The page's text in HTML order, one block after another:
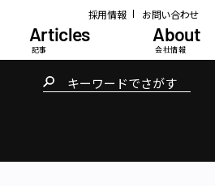
採用情報 お問い合わせ
Articles
記事
About
会社情報